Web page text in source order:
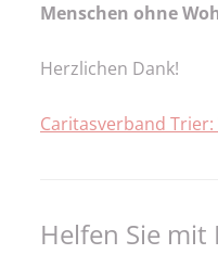
Menschen ohne
Herzlichen Dank!
Caritasverband
Helfen Sie